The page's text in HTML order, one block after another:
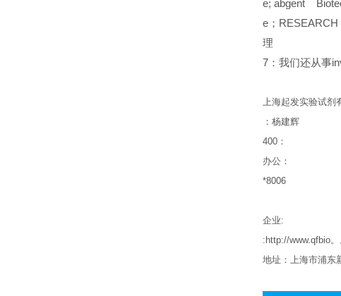
e; abgent
e；RESEARCH
理
7 ：我们还从事
上海起发实验试剂
：杨建辉
400 ：
办公：
*8006
企业:
:http://www.qfbio
地址：上海市浦东